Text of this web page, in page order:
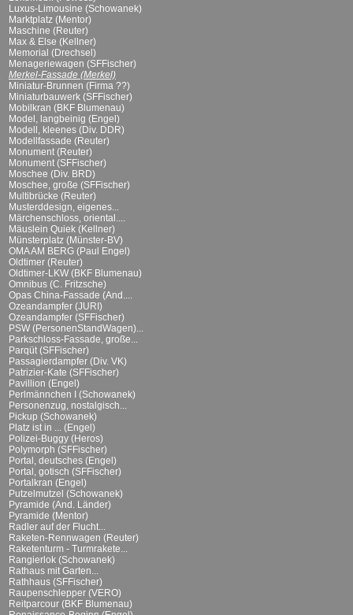
Luxus-Limousine (Schowanek)
Marktplatz (Mentor)
Maschine (Reuter)
Max & Else (Kellner)
Memorial (Drechsel)
Menageriewagen (SFFischer)
Merkel-Fassade (Merkel)
Miniatur-Brunnen (Firma ??)
Miniaturbauwerk (SFFischer)
Mobilkran (BKF Blumenau)
Model, langbeinig (Engel)
Modell, kleenes (Div. DDR)
Modellfassade (Reuter)
Monument (Reuter)
Monument (SFFischer)
Moschee (Div. BRD)
Moschee, große (SFFischer)
Multibrücke (Reuter)
Musterddesign, eigenes...
Märchenschloss, oriental....
Mäuslein Quiek (Kellner)
Münsterplatz (Münster-BV)
OMA AM BERG (Paul Engel)
Oldtimer (Reuter)
Oldtimer-LKW (BKF Blumenau)
Omnibus (C. Fritzsche)
Opas China-Fassade (And....
Ozeandampfer (JURI)
Ozeandampfer (SFFischer)
PSW (PersonenStandWagen)...
Parkschloss-Fassade, große...
Parqüt (SFFischer)
Passagierdampfer (Div. VK)
Patrizier-Kate (SFFischer)
Pavillion (Engel)
Perlmännchen I (Schowanek)
Personenzug, nostalgisch...
Pickup (Schowanek)
Platz ist in ... (Engel)
Polizei-Buggy (Heros)
Polymorph (SFFischer)
Portal, deutsches (Engel)
Portal, gotisch (SFFischer)
Portalkran (Engel)
Putzelmutzel (Schowanek)
Pyramide (And. Länder)
Pyramide (Mentor)
Radler auf der Flucht...
Raketen-Rennwagen (Reuter)
Raketenturm - Turmrakete...
Rangierlok (Schowanek)
Rathaus mit Garten...
Rathhaus (SFFischer)
Raupenschlepper (VERO)
Reitparcour (BKF Blumenau)